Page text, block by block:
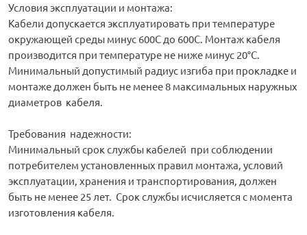
Условия эксплуатации и монтажа:
Кабели допускается эксплуатировать при температуре
окружающей среды минус 600С до 600С. Монтаж кабеля
производится при температуре не ниже минус 20°С.
Минимальный допустимый радиус изгиба при прокладке и
монтаже должен быть не менее 8 максимальных наружных
диаметров кабеля.
Требования надежности:
Минимальный срок службы кабелей при соблюдении
потребителем установленных правил монтажа, условий
эксплуатации, хранения и транспортирования, должен
быть не менее 25 лет. Срок службы исчисляется с момента
изготовления кабеля.